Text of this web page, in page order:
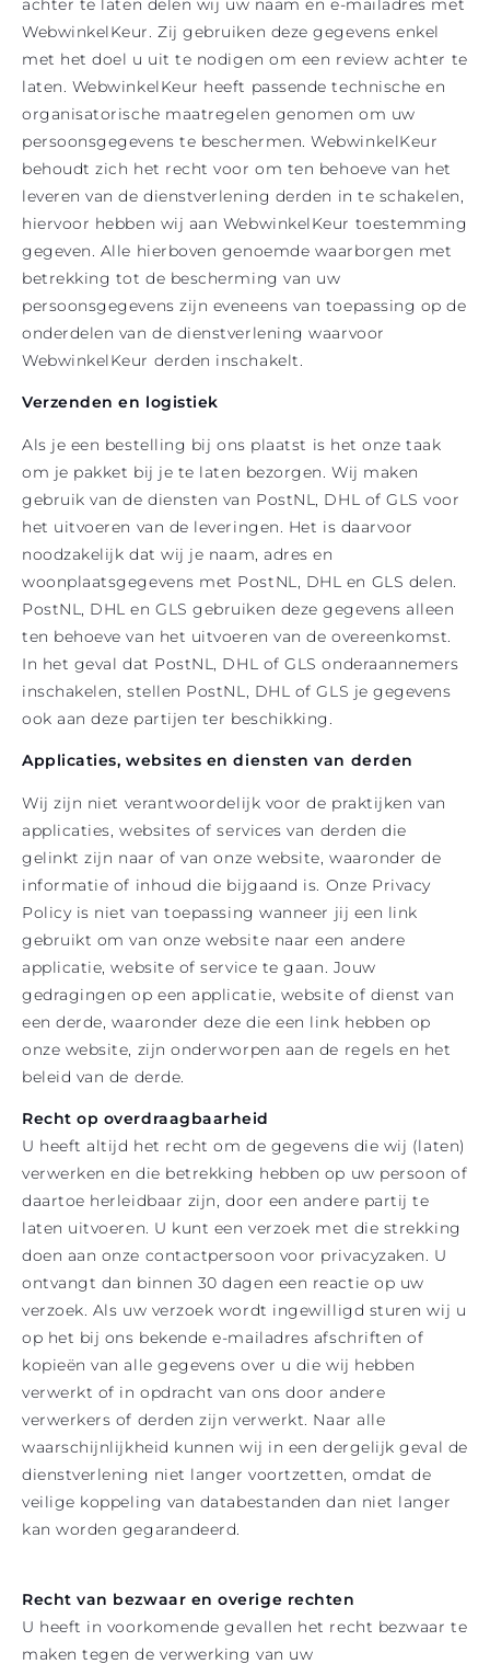
achter te laten delen wij uw naam en e-mailadres met
WebwinkelKeur. Zij gebruiken deze gegevens enkel
met het doel u uit te nodigen om een review achter te
laten. WebwinkelKeur heeft passende technische en
organisatorische maatregelen genomen om uw
persoonsgegevens te beschermen. WebwinkelKeur
behoudt zich het recht voor om ten behoeve van het
leveren van de dienstverlening derden in te schakelen,
hiervoor hebben wij aan WebwinkelKeur toestemming
gegeven. Alle hierboven genoemde waarborgen met
betrekking tot de bescherming van uw
persoonsgegevens zijn eveneens van toepassing op de
onderdelen van de dienstverlening waarvoor
WebwinkelKeur derden inschakelt.
Verzenden en logistiek
Als je een bestelling bij ons plaatst is het onze taak
om je pakket bij je te laten bezorgen. Wij maken
gebruik van de diensten van PostNL, DHL of GLS voor
het uitvoeren van de leveringen. Het is daarvoor
noodzakelijk dat wij je naam, adres en
woonplaatsgegevens met PostNL, DHL en GLS delen.
PostNL, DHL en GLS gebruiken deze gegevens alleen
ten behoeve van het uitvoeren van de overeenkomst.
In het geval dat PostNL, DHL of GLS onderaannemers
inschakelen, stellen PostNL, DHL of GLS je gegevens
ook aan deze partijen ter beschikking.
Applicaties, websites en diensten van derden
Wij zijn niet verantwoordelijk voor de praktijken van
applicaties, websites of services van derden die
gelinkt zijn naar of van onze website, waaronder de
informatie of inhoud die bijgaand is. Onze Privacy
Policy is niet van toepassing wanneer jij een link
gebruikt om van onze website naar een andere
applicatie, website of service te gaan. Jouw
gedragingen op een applicatie, website of dienst van
een derde, waaronder deze die een link hebben op
onze website, zijn onderworpen aan de regels en het
beleid van de derde.
Recht op overdraagbaarheid
U heeft altijd het recht om de gegevens die wij (laten)
verwerken en die betrekking hebben op uw persoon of
daartoe herleidbaar zijn, door een andere partij te
laten uitvoeren. U kunt een verzoek met die strekking
doen aan onze contactpersoon voor privacyzaken. U
ontvangt dan binnen 30 dagen een reactie op uw
verzoek. Als uw verzoek wordt ingewilligd sturen wij u
op het bij ons bekende e-mailadres afschriften of
kopieën van alle gegevens over u die wij hebben
verwerkt of in opdracht van ons door andere
verwerkers of derden zijn verwerkt. Naar alle
waarschijnlijkheid kunnen wij in een dergelijk geval de
dienstverlening niet langer voortzetten, omdat de
veilige koppeling van databestanden dan niet langer
kan worden gegarandeerd.
Recht van bezwaar en overige rechten
U heeft in voorkomende gevallen het recht bezwaar te
maken tegen de verwerking van uw